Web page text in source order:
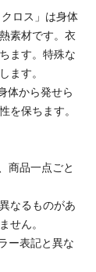
ロス」は身体
素材です。衣
ます。特殊な
ます。
体から発せら
を保ちます。
商品一点ごと
なるものがあ
せん。
ー表記と異な